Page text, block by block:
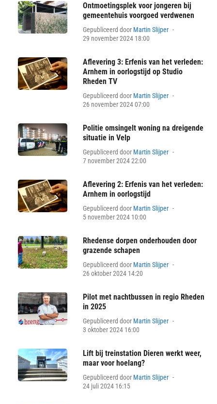
Ontmoetingsplek voor jongeren bij
gemeentehuis voorgoed verdwenen
Gepubliceerd door Martin Slijper
29 november 2024 18:00
Aflevering 3: Erfenis van het verleden:
Arnhem in oorlogstijd op Studio
Rheden TV
Gepubliceerd door Martin Slijper
26 november 2024 07:00
Politie omsingelt woning na dreigende
situatie in Velp
Gepubliceerd door Martin Slijper
7 november 2024 22:00
Aflevering 2: Erfenis van het verleden:
Arnhem in oorlogstijd
Gepubliceerd door Martin Slijper
5 november 2024 10:00
Rhedense dorpen onderhouden door
grazende schapen
Gepubliceerd door Martin Slijper
26 oktober 2024 14:20
Pilot met nachtbussen in regio Rheden
in 2025
Gepubliceerd door Martin Slijper
3 oktober 2024 16:00
Lift bij treinstation Dieren werkt weer,
maar voor hoelang?
Gepubliceerd door Martin Slijper
24 juli 2024 16:15